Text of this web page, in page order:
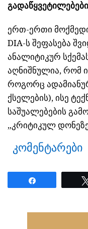
ერთ-ერთი
DIA-ს შეფასება
ანალიტიკურ
აღნიშნულია, რომ
როგორც
ქსელების), ისე
საშუალებების
„კრიტიკულ
კომენტარები